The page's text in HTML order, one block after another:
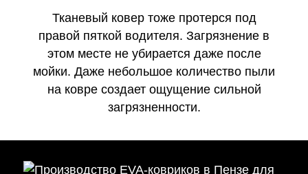
Тканевый ковер тоже протерся под
правой пяткой водителя. Загрязнение в
этом месте не убирается даже после
мойки. Даже небольшое количество пыли
на ковре создает ощущение сильной
загрязненности.